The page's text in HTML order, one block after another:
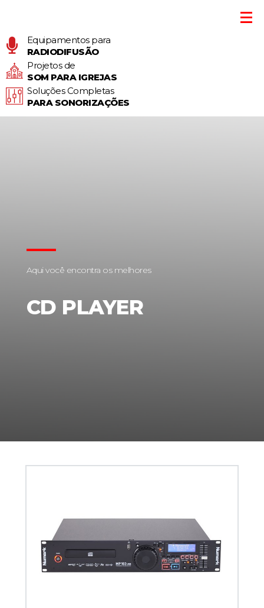
Equipamentos para
RADIODIFUSÃO
Projetos de
SOM PARA IGREJAS
Soluções Completas
PARA SONORIZAÇÕES
Aqui você encontra os melhores
CD PLAYER